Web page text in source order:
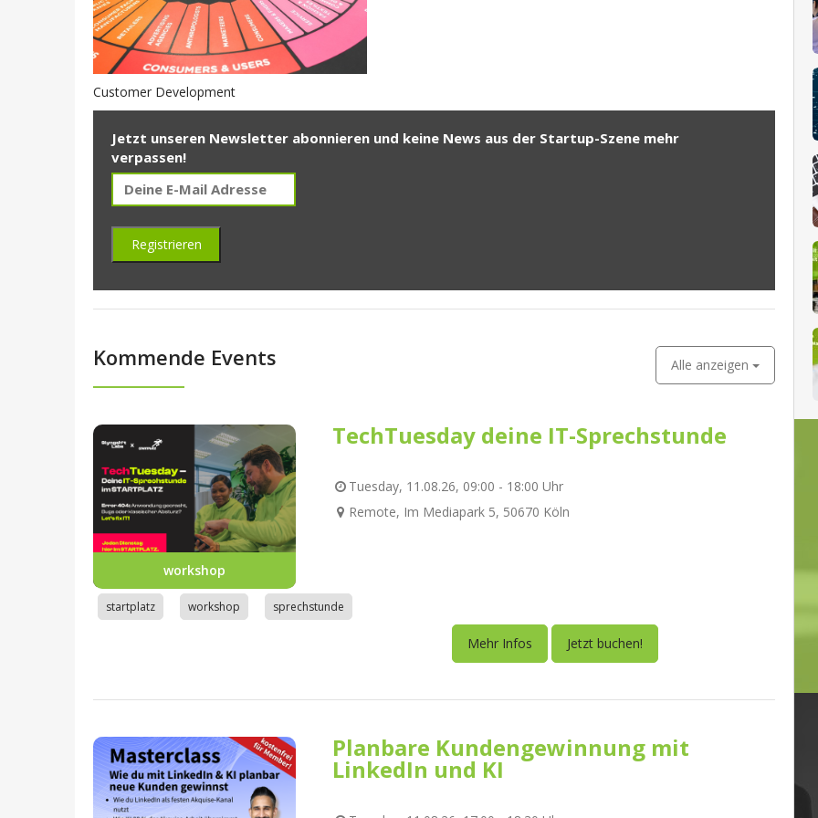
Customer Development
Jetzt unseren Newsletter abonnieren und keine News aus der Startup-Szene mehr
verpassen!
Kommende Events Alle anzeigen
workshop
TechTuesday deine IT-Sprechstunde
Tuesday, 11.08.26, 09:00 - 18:00 Uhr
Remote, Im Mediapark 5, 50670 Köln
startplatz workshop sprechstunde
Mehr Infos Jetzt buchen!
Planbare Kundengewinnung mit
LinkedIn und KI